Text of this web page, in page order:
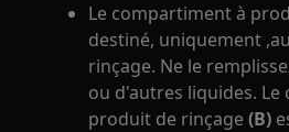
Le compartiment à
destiné, uniquement
rinçage. Ne le
ou d'autres liquides.
produit de rinçage(B)